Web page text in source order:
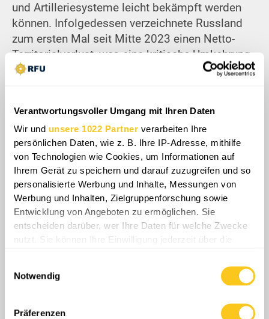
Verantwortungsvoller Umgang mit Ihren Daten
Wir und unsere 1022 Partner verarbeiten Ihre
persönlichen Daten, wie z. B. Ihre IP-Adresse, mithilfe
von Technologien wie Cookies, um Informationen auf
Ihrem Gerät zu speichern und darauf zuzugreifen und so
personalisierte Werbung und Inhalte, Messungen von
Werbung und Inhalten, Zielgruppenforschung sowie
Entwicklung von Angeboten zu ermöglichen. Sie
entscheiden darüber, wer Ihre Daten für welche Zwecke
nutzt. Sie können Ihre Einwilligung jederzeit über die
Informationen über Ihre geografische Lage
Notwendig
Präferenzen
und Artilleriesysteme leicht bekämpft werden
können. Infolgedessen verzeichnete Russland
zum ersten Mal seit Mitte 2023 einen Netto-
Territorialverlust, was eine kritische Umkehrung
des grundlegenden Kriegsverlaufs signalisiert.
gegnerische Führungsknotenpunkte und säubern
Grauzonen, während gleichzeitig kritische
personelle und materielle Ressourcen geschont
werden. Da interne systemische Berichtsfehler
die russische operative Desorientierung
verstärken, droht Moskau ein eskalierendes
Risiko eines Zusammenbruchs der lokalen
Frontkohäsion.
0Kommentare